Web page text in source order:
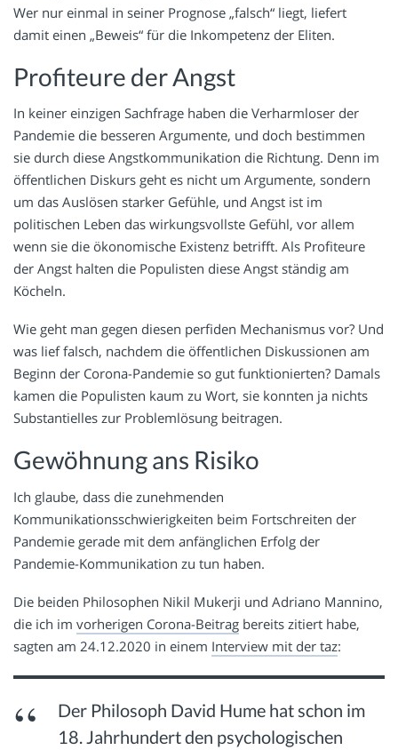
Wer nur einmal in seiner Prognose „falsch“ liegt, liefert
damit einen „Beweis“ für die Inkompetenz der Eliten.
Profiteure der Angst
In keiner einzigen Sachfrage haben die Verharmloser der
Pandemie die besseren Argumente, und doch bestimmen
sie durch diese Angstkommunikation die Richtung. Denn im
öffentlichen Diskurs geht es nicht um Argumente, sondern
um das Auslösen starker Gefühle, und Angst ist im
politischen Leben das wirkungsvollste Gefühl, vor allem
wenn sie die ökonomische Existenz betrifft. Als Profiteure
der Angst halten die Populisten diese Angst ständig am
Köcheln.
Wie geht man gegen diesen perfiden Mechanismus vor? Und
was lief falsch, nachdem die öffentlichen Diskussionen am
Beginn der Corona-Pandemie so gut funktionierten? Damals
kamen die Populisten kaum zu Wort, sie konnten ja nichts
Substantielles zur Problemlösung beitragen.
Gewöhnung ans Risiko
Ich glaube, dass die zunehmenden
Kommunikationsschwierigkeiten beim Fortschreiten der
Pandemie gerade mit dem anfänglichen Erfolg der
Pandemie-Kommunikation zu tun haben.
Die beiden Philosophen Nikil Mukerji und Adriano Mannino,
die ich im vorherigen Corona-Beitrag bereits zitiert habe,
sagten am 24.12.2020 in einem Interview mit der taz:
Der Philosoph David Hume hat schon im
18. Jahrhundert den psychologischen